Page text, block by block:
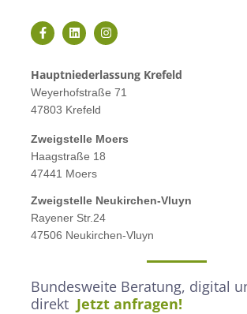
Hauptniederlassung Krefeld
Weyerhofstraße 71
47803 Krefeld
Zweigstelle Moers
Haagstraße 18
47441 Moers
Zweigstelle Neukirchen-Vluyn
Rayener Str.24
47506 Neukirchen-Vluyn
Bundesweite Beratung, digital
direkt Jetzt anfragen!